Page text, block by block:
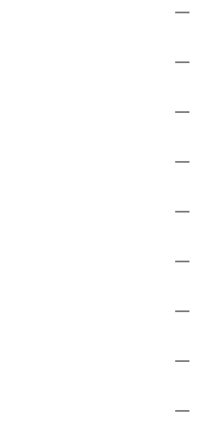
—
—
—
—
—
—
—
—
—